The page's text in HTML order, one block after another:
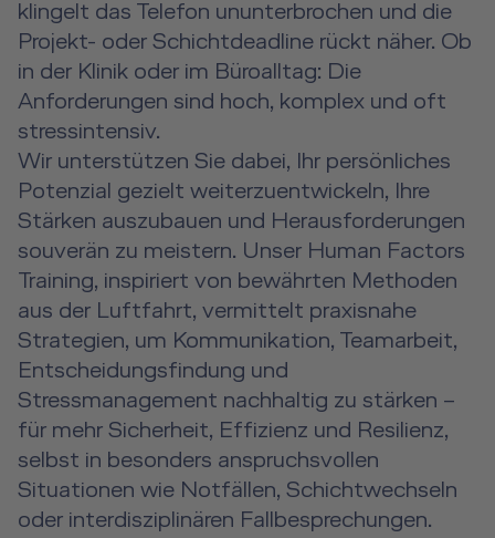
klingelt das Telefon ununterbrochen und die
Projekt- oder Schichtdeadline rückt näher. Ob
in der Klinik oder im Büroalltag: Die
Anforderungen sind hoch, komplex und oft
stressintensiv.
Wir unterstützen Sie dabei, Ihr persönliches
Potenzial gezielt weiterzuentwickeln, Ihre
Stärken auszubauen und Herausforderungen
souverän zu meistern. Unser Human Factors
Training, inspiriert von bewährten Methoden
aus der Luftfahrt, vermittelt praxisnahe
Strategien, um Kommunikation, Teamarbeit,
Entscheidungsfindung und
Stressmanagement nachhaltig zu stärken –
für mehr Sicherheit, Effizienz und Resilienz,
selbst in besonders anspruchsvollen
Situationen wie Notfällen, Schichtwechseln
oder interdisziplinären Fallbesprechungen.